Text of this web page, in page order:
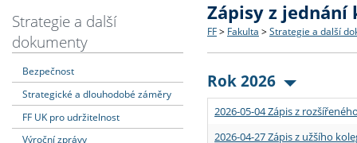
Dozvědět se více
Struktura a historie
Strategie a další
Podpora a benefity pro
Absolventi fakulty
Podat přihlášku
Co studovat a jak se
Učitelské studijní
Informace k průběhu
Dozvědět se více
Bakalářské a magisterské
Doktorské studium
Rigorózní řízení
Dozvědět se více
O vědě a výzkumu na FF
Akademické kvalifikace
Granty a projekty
Dozvědět se více
Aktuální nabídky a
Vyjíždějící studenti
Přijíždějící studenti
Vyjíždějící zaměstnanci
Strategie a další
dokumenty
Bezpečnost
Strategické a dlouhodobé záměry
FF UK pro udržitelnost
Výroční zprávy
Zápisy z jednání
FF > Fakulta > Strategie a další
Rok 2026
2026-05-04 Zápis z
2026-04-27 Zápis z užšího